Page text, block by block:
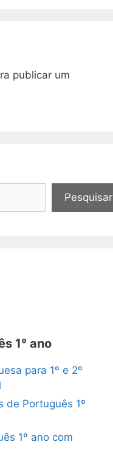
publicar um
Pesquisar
1° ano
para 1º e 2º
de Português 1º
1º ano com